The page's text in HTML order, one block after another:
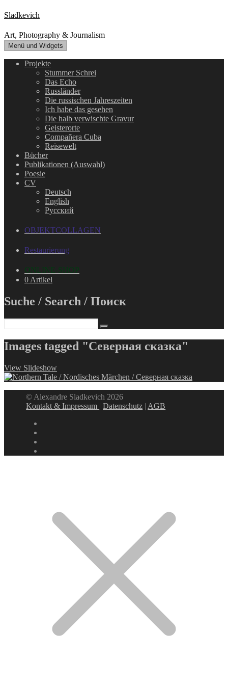
Zum
Inhalt
springen
Sladkevich
Art, Photography & Journalism
Menü und Widgets
Projekte
Stummer Schrei
Das Echo
Russländer
Die russischen Jahreszeiten
Ich habe das gesehen
Die halb verwischte Gravur
Geisterorte
Compañera Cuba
Reisewelt
Bücher
Publikationen (Auswahl)
Poesie
CV
Deutsch
English
Русский
OBJEKTCOLLAGEN
Restaurierung
ONLINE-SHOP
0 Artikel
Suche / Search / Поиск
Images tagged "Северная сказка"
View Slideshow
© Alexandre Sladkevich 2026
Kontakt & Impressum |Datenschutz | AGB